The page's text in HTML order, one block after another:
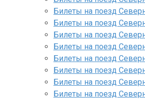
Билеты на поезд
Билеты на поезд
Билеты на поезд
Билеты на поезд
Билеты на поезд
Билеты на поезд
Билеты на поезд
Билеты на поезд